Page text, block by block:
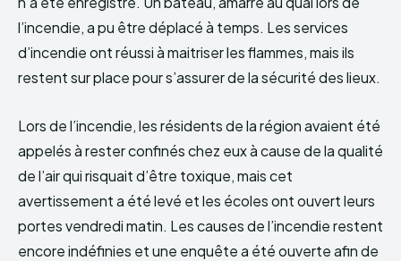
l’incendie, a pu être déplacé à temps. Les services
d’incendie ont réussi à maitriser les flammes, mais ils
restent sur place pour s’assurer de la sécurité des lieux.
Lors de l’incendie, les résidents de la région avaient été
appelés à rester confinés chez eux à cause de la qualité
de l’air qui risquait d’être toxique, mais cet
avertissement a été levé et les écoles ont ouvert leurs
portes vendredi matin. Les causes de l’incendie restent
encore indéfinies et une enquête a été ouverte afin de